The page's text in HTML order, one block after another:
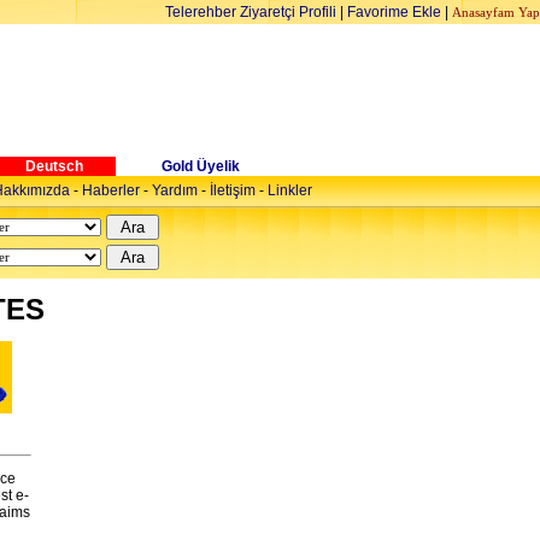
Telerehber Ziyaretçi Profili Favorime Ekle Anasayfam Yap
Deutsch Gold Üyelik
-Haberler-Yardım-İletişim-Linkler
e-